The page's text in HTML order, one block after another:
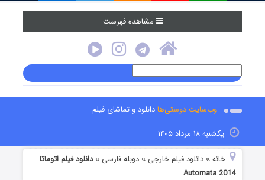
مشاهده فهرست
وب‌سایت دوستی‌هادانلود و تماشای فیلم
یکشنبه ۱۸ مرداد ۱۴۰۵
خانه »دانلود فیلم خارجی »دوبله فارسی »دانلود فیلم اتوماتا
Automata 2014